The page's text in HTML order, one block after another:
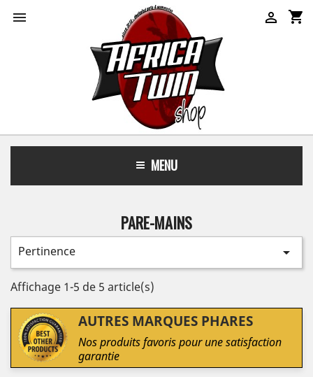
 shopping_cart

MENU
PARE-MAINS
Pertinence 
Affichage 1-5 de 5 article(s)
AUTRES MARQUES PHARES
Nos produits favoris pour une satisfaction
garantie